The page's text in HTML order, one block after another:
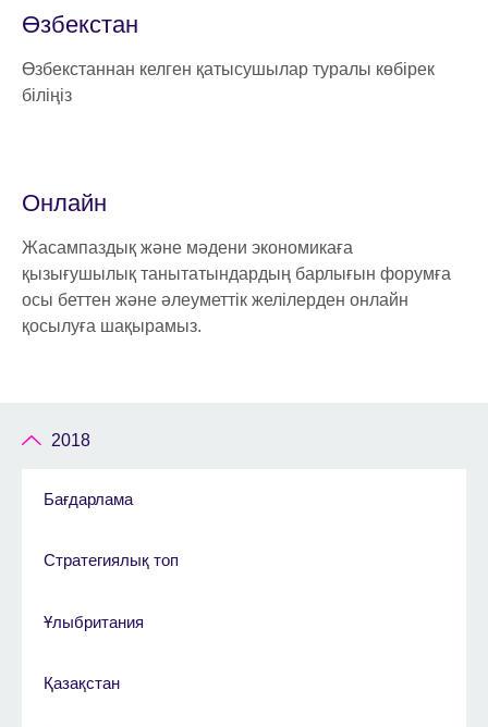
Өзбекстан
Өзбекстаннан келген қатысушылар туралы көбірек
біліңіз
Онлайн
Жасампаздық және мәдени экономикаға
қызығушылық танытатындардың барлығын форумға
осы беттен және әлеуметтік желілерден онлайн
қосылуға шақырамыз.
2018
Бағдарлама
Стратегиялық топ
Ұлыбритания
Қазақстан